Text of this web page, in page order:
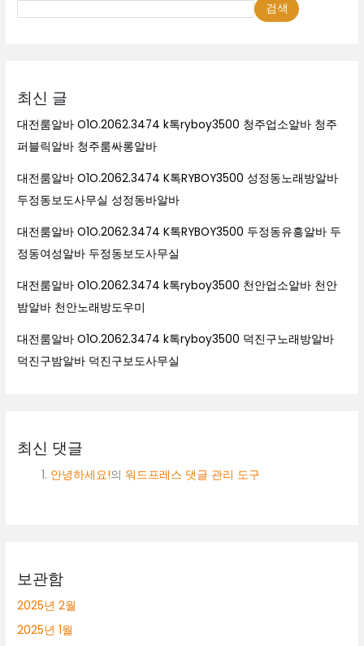
검색
최신 글
대전룸알바 O1O.2062.3474 k톡ryboy3500 청주업소알바 청주
퍼블릭알바 청주룸싸롱알바
대전룸알바 O1O.2062.3474 K톡RYBOY3500 성정동노래방알바
두정동보도사무실 성정동바알바
대전룸알바 O1O.2062.3474 K톡RYBOY3500 두정동유흥알바 두
정동여성알바 두정동보도사무실
대전룸알바 O1O.2062.3474 k톡ryboy3500 천안업소알바 천안
밤알바 천안노래방도우미
대전룸알바 O1O.2062.3474 k톡ryboy3500 덕진구노래방알바
덕진구밤알바 덕진구보도사무실
최신 댓글
안녕하세요!의워드프레스 댓글 관리 도구
보관함
2025년 2월
2025년 1월